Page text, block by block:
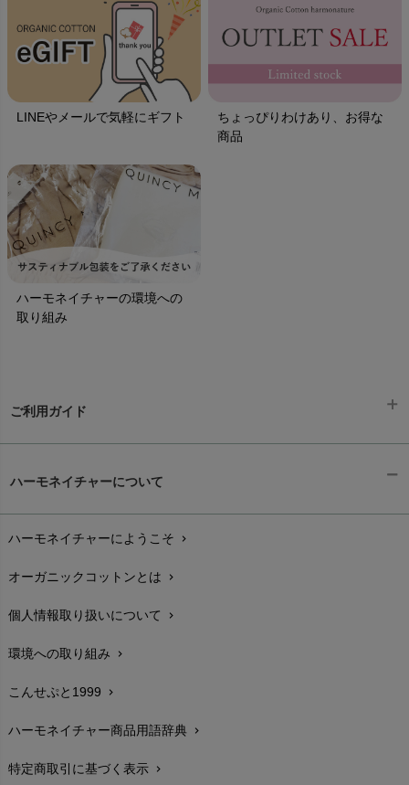
LINEやメールで気軽にギフト
ちょっぴりわけあり、お得な
商品
ハーモネイチャーの環境への
取り組み
ご利用ガイド
配送と送料chevron_right
在庫状況と発送予定chevron_right
サイズ・寸法chevron_right
生地・素材chevron_right
お手入れについて
レビューを書こうchevron_right
返品交換chevron_right
ハーモネイチャーについて
ハーモネイチャーにようこそ chevron_right
オーガニックコットンとは chevron_right
個人情報取り扱いについて chevron_right
環境への取り組み chevron_right
こんせぷと1999 chevron_right
ハーモネイチャー商品用語辞典 chevron_right
特定商取引に基づく表示 chevron_right